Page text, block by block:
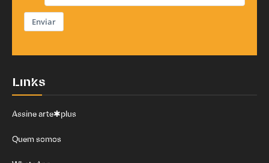
Enviar
Links
Assine arte✱plus
Quem somos